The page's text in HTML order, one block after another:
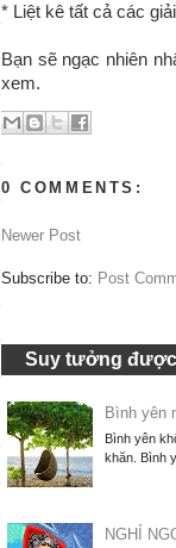
* Liệt kê tất cả các
Bạn sẽ ngạc nhiên
xem.
0 COMMENTS:
Newer Post
Subscribe to: Post
Suy tưởng
Bình yên
Bình yên
khăn. Bình
NGHỈ